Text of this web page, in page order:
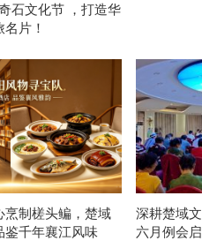
石文化节 ，打造华
片！
烹制槎头鳊，楚域
鉴千年襄江风味
深耕楚域
六月例会